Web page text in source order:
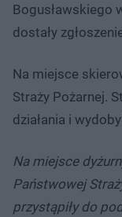
Bogusławskiego
dostały
Na miejsce
Straży Pożarnej.
działania i
Na miejsce
Państwowej
przystąpiły do